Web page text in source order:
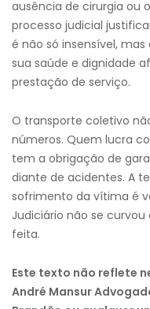
ausência de cirurgia ou
processo judicial
é não só insensível,
sua saúde e dignidade
prestação de serviço.
O transporte coletivo
números. Quem lucra
tem a obrigação de
diante de acidentes. A
sofrimento da vítima é
Judiciário não se
feita.
Este texto não reflete
André Mansur